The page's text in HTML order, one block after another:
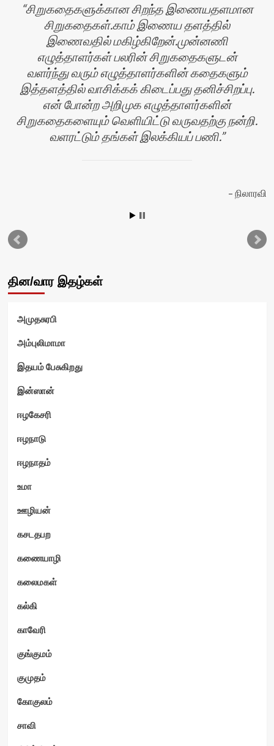
சிறுகதைகளுக்கான சிறந்த இணையதளமான
சிறுகதைகள்.காம் இணைய தளத்தில்
இணைவதில் மகிழ்கிறேன்.முன்னணி
எழுத்தாளர்கள் பலரின் சிறுகதைகளுடன்
வளர்ந்து வரும் எழுத்தாளர்களின் கதைகளும்
இத்தளத்தில் வாசிக்கக் கிடைப்பது தனிச்சிறப்பு.
என் போன்ற அறிமுக எழுத்தாளர்களின்
சிறுகதைகளையும் வெளியிட்டு வருவதற்கு நன்றி.
வளரட்டும் தங்கள் இலக்கியப் பணி.
நிலாரவி
தின/வார இதழ்கள்
அமுதசுரபி
அம்புலிமாமா
இதயம் பேசுகிறது
இன்ஸான்
ஈழகேசரி
ஈழநாடு
ஈழநாதம்
உமா
ஊழியன்
கசடதபற
கணையாழி
கலைமகள்
கல்கி
காவேரி
குங்குமம்
குமுதம்
கோகுலம்
சாவி